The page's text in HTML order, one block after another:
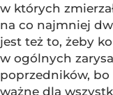
w których
na co najmniej
jest też to, żeby
w ogólnych
poprzedników, bo
ważne dla